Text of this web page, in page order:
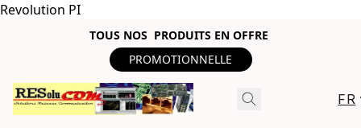
Revolution PI
TOUS NOS PRODUITS EN OFFRE
PROMOTIONNELLE
FR